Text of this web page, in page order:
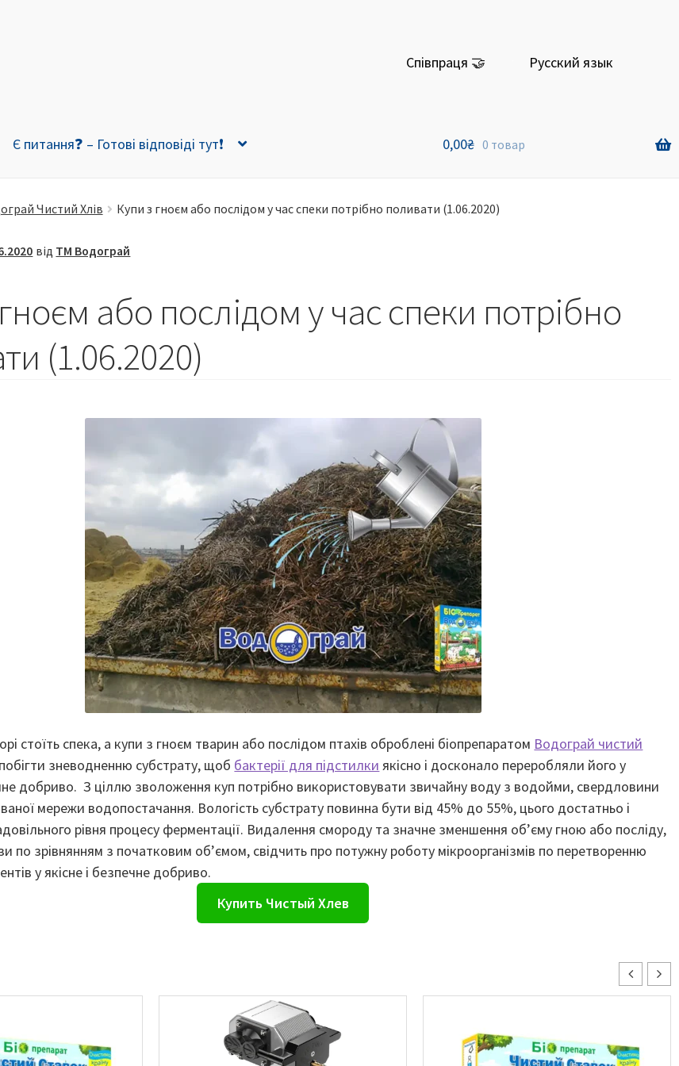
Співпраця 🤝 Русский язык
Є питання❓ – Готові відповіді тут❗ 0,00₴ 0 товар
Чистий Хлів Купи з гноєм або послідом у час спеки потрібно поливати (1.06.2020)
від ТМ Водограй
або послідом у час спеки потрібно
(1.06.2020)
стоїть спека, а купи з гноєм тварин або послідом птахів оброблені біопрепаратом Водограй чистий
зневодненню субстрату, щоб бактерії для підстилки якісно і досконало переробляли його у
добриво. З ціллю зволоження куп потрібно використовувати звичайну воду з водойми, свердловини
мережи водопостачання. Вологість субстрату повинна бути від 45% до 55%, цього достатньо і
рівня процесу ферментації. Видалення смороду та значне зменшення об’єму гною або посліду,
по зрівнянням з початковим об’ємом, свідчить про потужну роботу мікроорганізмів по перетворенню
у якісне і безпечне добриво.
Купить Чистый Хлев